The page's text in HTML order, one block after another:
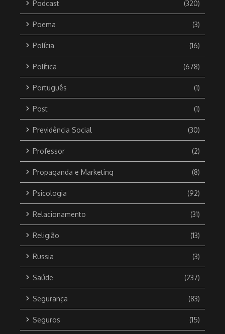
Podcast (320)
Poema (3)
Polícia (16)
Política (678)
Português (1)
Post (1)
Previdência Social (30)
Professor (2)
Propaganda e Marketing (8)
Psicologia (92)
Relacionamento (31)
Religião (13)
Russia (3)
Saúde (237)
Segurança (83)
Seguros (15)